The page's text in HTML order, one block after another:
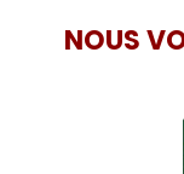
NOUS